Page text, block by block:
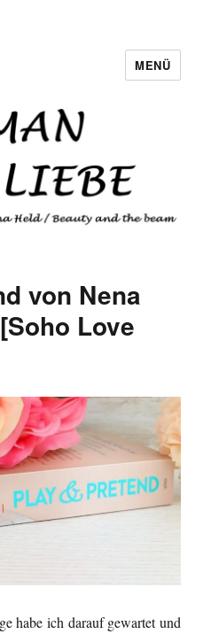
MENÜ
von Nena
Love
habe ich darauf gewartet und